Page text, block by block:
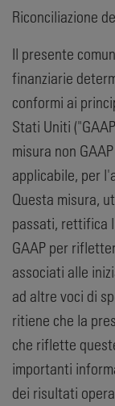
Riconciliazione
Il presente
finanziarie
conformi ai
Stati Uniti
misura non
applicabile, per
Questa misura,
passati, rettifica
GAAP per
associati alle
ad altre voci di
ritiene che la
che riflette
importanti
dei risultati